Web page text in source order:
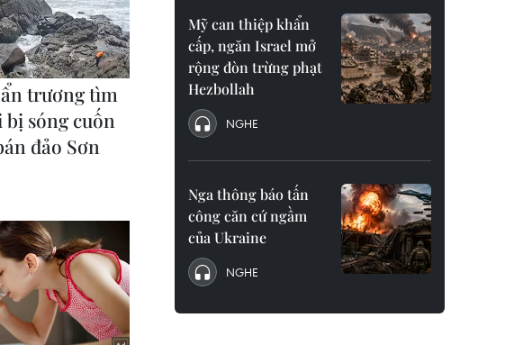
Mỹ can thiệp khẩn
cấp, ngăn Israel mở
rộng đòn trừng phạt
Hezbollah
NGHE
Nga thông báo tấn
công căn cứ ngầm
của Ukraine
NGHE